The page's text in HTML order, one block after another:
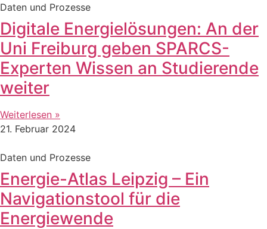
Daten und Prozesse
Digitale Energielösungen: An der
Uni Freiburg geben SPARCS-
Experten Wissen an Studierende
weiter
Weiterlesen »
21. Februar 2024
Daten und Prozesse
Energie-Atlas Leipzig – Ein
Navigationstool für die
Energiewende